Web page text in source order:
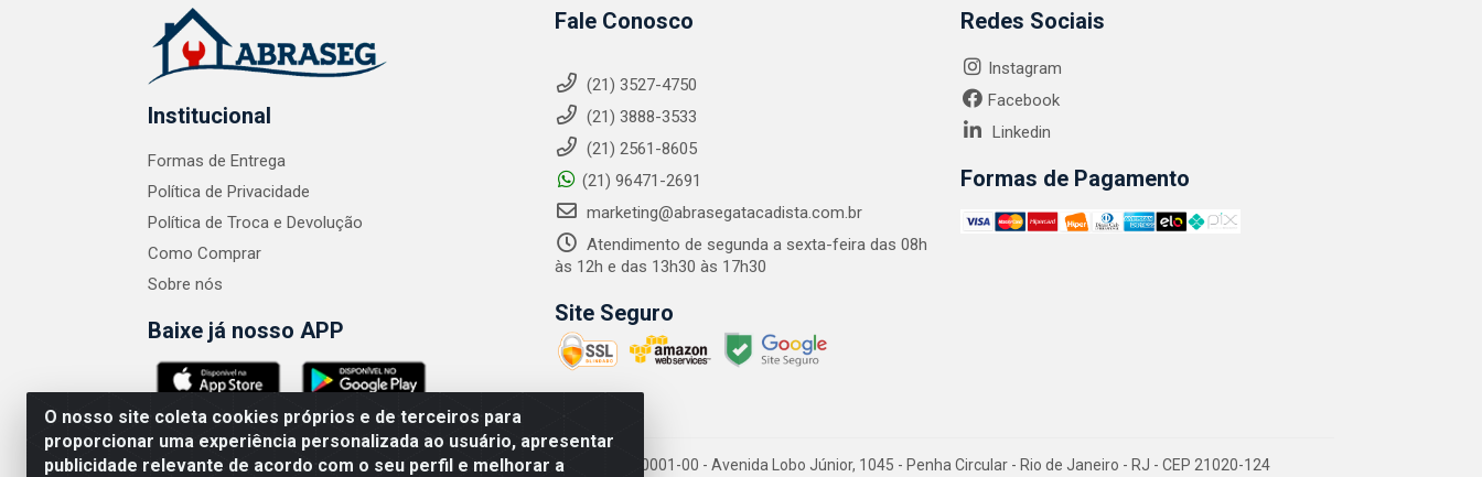
O nosso site coleta cookies próprios e de terceiros para
proporcionar uma experiência personalizada ao usuário, apresentar
publicidade relevante de acordo com o seu perfil e melhorar a
Institucional
Formas de Entrega
Política de Privacidade
Política de Troca e Devolução
Como Comprar
Sobre nós
Baixe já nosso APP
Fale Conosco
(21) 3527-4750
(21) 3888-3533
(21) 2561-8605
(21) 96471-2691
marketing@abrasegatacadista.com.br
Atendimento de segunda a sexta-feira das 08h
às 12h e das 13h30 às 17h30
Site Seguro
Redes Sociais
Instagram
Facebook
Linkedin
Formas de Pagamento
ABRASEG COMÉRCIO ATACADISTA LTDA - CNPJ: 10.894.768/0001-00 - Avenida Lobo Júnior, 1045 - Penha Circular - Rio de Janeiro - RJ - CEP 21020-124